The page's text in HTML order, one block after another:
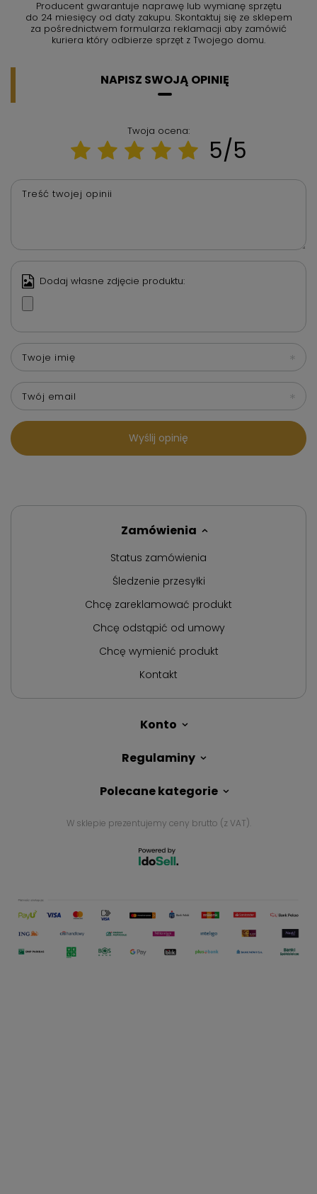
Producent gwarantuje naprawę lub wymianę sprzętu
do 24 miesięcy od daty zakupu. Skontaktuj się ze sklepem
za pośrednictwem formularza reklamacji aby zamówić
kuriera który odbierze sprzęt z Twojego domu.
NAPISZ SWOJĄ OPINIĘ
Twoja ocena:
5/5
Treść twojej opinii
Dodaj własne zdjęcie produktu:
Twoje imię
Twój email
Wyślij opinię
Zamówienia
Status zamówienia
Śledzenie przesyłki
Chcę zareklamować produkt
Chcę odstąpić od umowy
Chcę wymienić produkt
Kontakt
Konto
Regulaminy
Polecane kategorie
W sklepie prezentujemy ceny brutto (z VAT).